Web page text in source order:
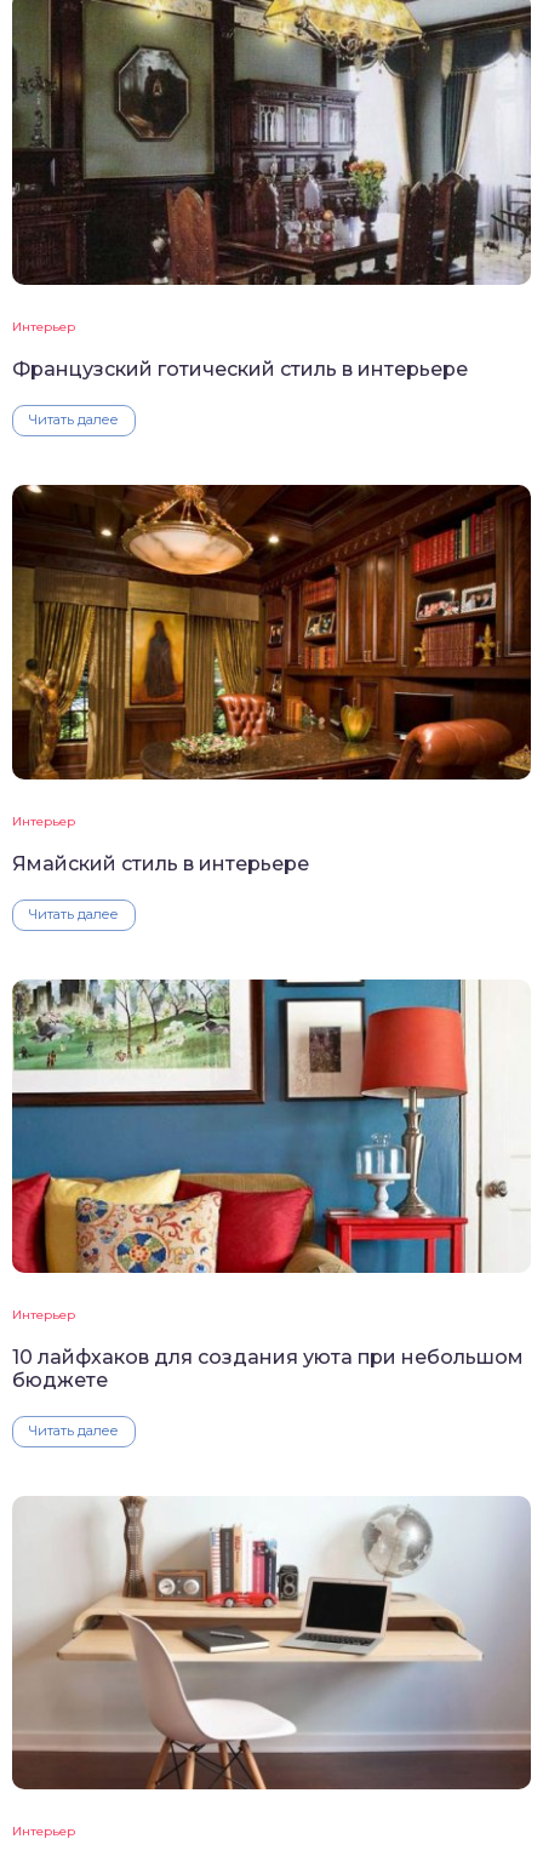
Интерьер
Французский готический стиль в интерьере
Читать далее
Интерьер
Ямайский стиль в интерьере
Читать далее
Интерьер
10 лайфхаков для создания уюта при небольшом
бюджете
Читать далее
Интерьер